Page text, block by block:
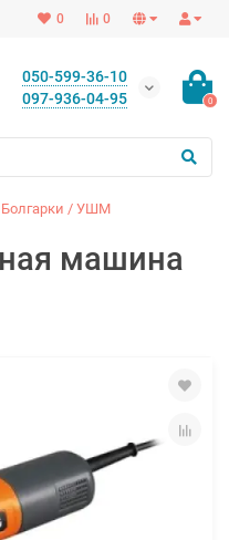
0
0
050-599-36-10
097-936-04-95
0
Болгарки / УШМ
машина